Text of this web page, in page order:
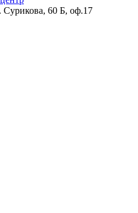
Сурикова, 60 Б, оф.17